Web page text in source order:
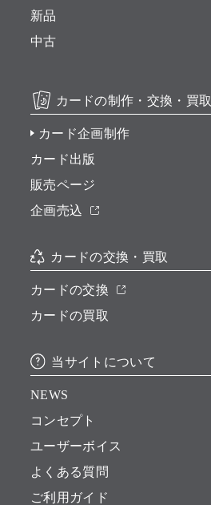
新品
中古
カードの制作・交換・買取
カード企画制作
カード出版
販売ページ
企画売込
カードの交換・買取
カードの交換
カードの買取
当サイトについて
NEWS
コンセプト
ユーザーボイス
よくある質問
ご利用ガイド